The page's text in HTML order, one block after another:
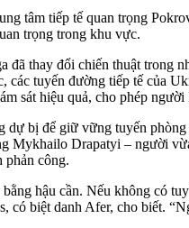
tâm tiếp tế quan trọng
trọng trong khu vực.
thay đổi chiến thuật trong
tuyến đường tiếp tế của
sát hiệu quả, cho phép
bị để giữ vững tuyến
Mykhailo Drapatyi – người
phản công.
hậu cần. Nếu không có
biệt danh Afer, cho biết.